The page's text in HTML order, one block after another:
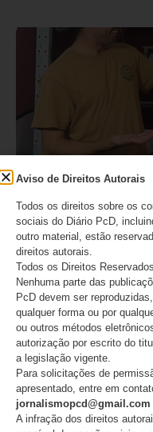
Cansado de esperar
para produzir uma
05/08/2026
Aviso de Direitos Autorais
Todos os direitos sobre os
sociais do Diário PcD,
outro material, estão
direitos autorais.
Todos os Direitos Reservados.
Nenhuma parte das
PcD devem ser
qualquer forma ou por
ou outros métodos
autorização por escrito do
a legislação vigente.
Para solicitações de
apresentado, entre em
jornalismopcd@gmail.com
A infração dos direitos